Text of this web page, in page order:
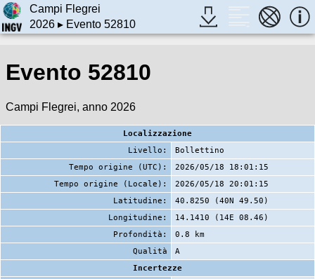
Campi Flegrei
2026▸ Evento 52810
Evento 52810
Campi Flegrei, anno 2026
Localizzazione
Livello:
Bollettino
Tempo origine (UTC):
2026/05/18 18:01:15
Tempo origine (Locale):
2026/05/18 20:01:15
Latitudine:
40.8250 (40N 49.50)
Longitudine:
14.1410 (14E 08.46)
Profondità:
0.8 km
Qualità
A
Incertezze